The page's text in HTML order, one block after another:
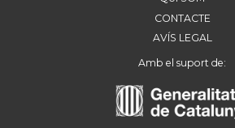
CONTACTE
AVÍS LEGAL
Amb el suport de: